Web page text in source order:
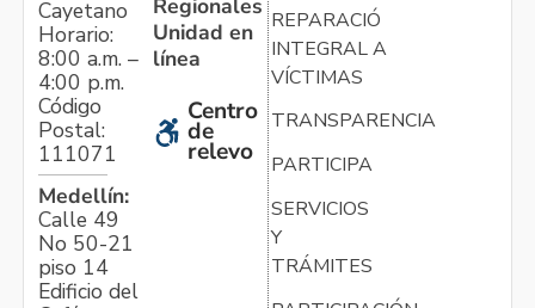
Cayetano
Horario:
8:00 a.m. –
4:00 p.m.
Código
Postal:
111071
Medellín:
Calle 49
No 50-21
piso 14
Edificio del
Regionales
Unidad en
línea
Centro
de
relevo
REPARACIÓN
INTEGRAL A
VÍCTIMAS
TRANSPARENCIA
PARTICIPA
SERVICIOS
Y
TRÁMITES